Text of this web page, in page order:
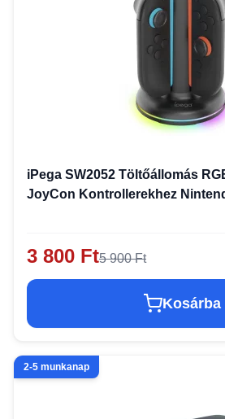
iPega SW2052 Töltőállomás
JoyCon Kontrollerekhez
3 800 Ft5 900 Ft
Kosárba
2-5 munkanap